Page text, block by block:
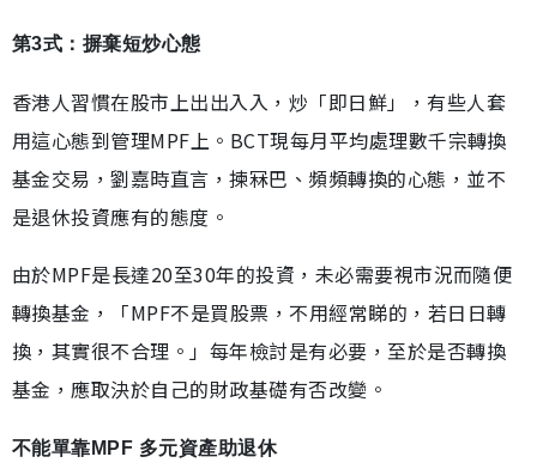
第3式：摒棄短炒心態
香港人習慣在股市上出出入入，炒「即日鮮」，有些人套
用這心態到管理MPF上。BCT現每月平均處理數千宗轉換
基金交易，劉嘉時直言，揀冧巴、頻頻轉換的心態，並不
是退休投資應有的態度。
由於MPF是長達20至30年的投資，未必需要視市況而隨便
轉換基金，「MPF不是買股票，不用經常睇的，若日日轉
換，其實很不合理。」每年檢討是有必要，至於是否轉換
基金，應取決於自己的財政基礎有否改變。
不能單靠MPF 多元資產助退休